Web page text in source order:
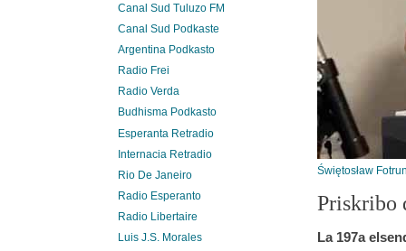
Świętosław
Priskribo
La 197a
Canal Sud Tuluzo FM
Canal Sud Podkaste
Argentina Podkasto
Radio Frei
Radio Verda
Budhisma Podkasto
Esperanta Retradio
Internacia Retradio
Rio De Janeiro
Radio Esperanto
Radio Libertaire
Luis J.S. Morales